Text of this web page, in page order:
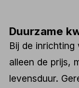
Duurzame
Bij de
alleen de prijs,
levensduur.